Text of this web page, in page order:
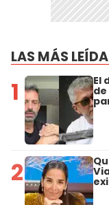
LAS MÁS
1 El
2